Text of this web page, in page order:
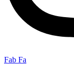
Fab Fa